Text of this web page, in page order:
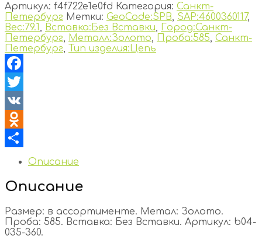
Артикул: f4f722e1e0fd Категория: Санкт-
Петербург Метки: GeoCode:SPB, SAP:4600360117,
Вес:79.1, Вставка:Без Вставки, Город:Санкт-
Петербург, Металл:Золото, Проба:585, Санкт-
Петербург, Тип изделия:Цепь
Facebook
Twitter
VK
Odnoklassniki
Отправить
Описание
Описание
Размер: в ассортименте. Метал: Золото.
Проба: 585. Вставка: Без Вставки. Артикул: b04-
035-360.